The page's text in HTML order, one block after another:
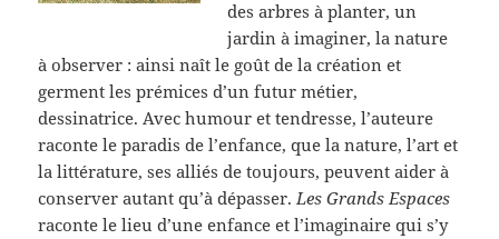
des arbres à planter, un
jardin à imaginer, la nature
à observer : ainsi naît le goût de la création et
germent les prémices d’un futur métier,
dessinatrice. Avec humour et tendresse, l’auteure
raconte le paradis de l’enfance, que la nature, l’art et
la littérature, ses alliés de toujours, peuvent aider à
conserver autant qu’à dépasser.Les Grands Espaces
raconte le lieu d’une enfance et l’imaginaire qui s’y